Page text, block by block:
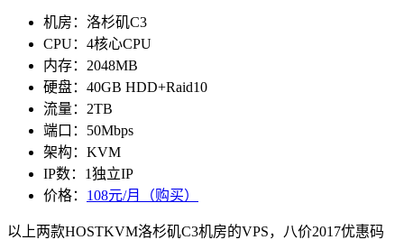
机房：洛杉矶C3
CPU：4核心CPU
内存：2048MB
硬盘：40GB HDD+Raid10
流量：2TB
端口：50Mbps
架构：KVM
IP数：1独立IP
价格： 108元/月（购买）
以上两款HOSTKVM洛杉矶C3机房的VPS，八价2017优惠码